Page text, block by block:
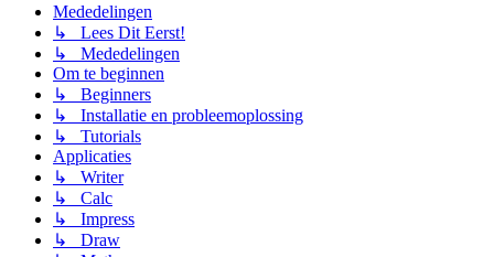
Mededelingen
↳ Lees Dit Eerst!
↳ Mededelingen
Om te beginnen
↳ Beginners
↳ Installatie en probleemoplossing
↳ Tutorials
Applicaties
↳ Writer
↳ Calc
↳ Impress
↳ Draw